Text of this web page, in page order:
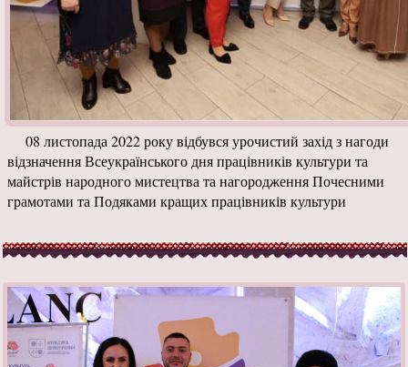
08 листопада 2022 року відбувся урочистий захід з нагоди
відзначення Всеукраїнського дня працівників культури та
майстрів народного мистецтва та нагородження Почесними
грамотами та Подяками кращих працівників культури